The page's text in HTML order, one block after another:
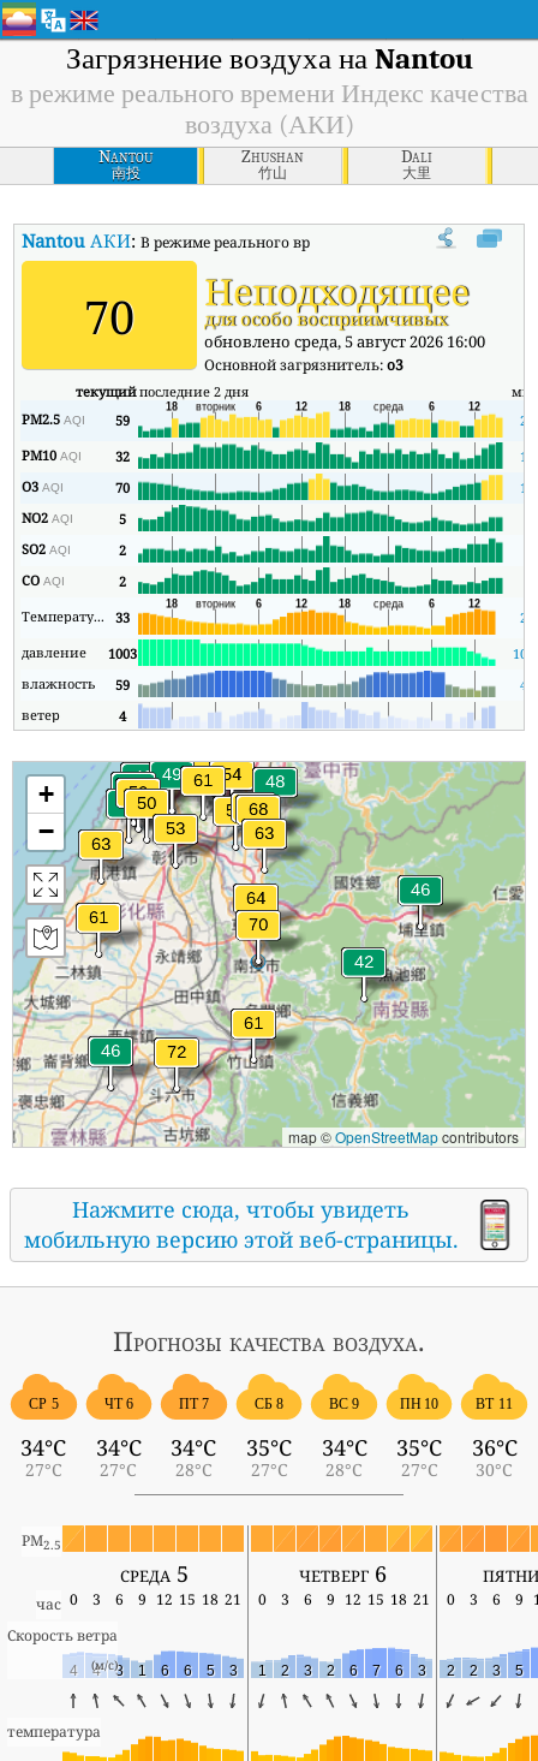
Загрязнение воздуха на Nantou
в режиме реального времени Индекс качества
воздуха (АКИ)
Nantou
南投
Zhushan
竹山
Dali
大里
Nantou АКИ:В режиме реального времени Индекс качества
70 Неподходящее
для особо восприимчивых
обновлено среда, 5 август 2026 16:00
Основной загрязнитель:o3
текущийпоследние 2 дня
PM2.5AQI 59
25
PM10AQI 32
12
O3AQI 70
10
NO2AQI 5
SO2AQI 2
COAQI 2
Температура
33
27
давление
1003
влажность
59
48
ветер
4
+
−
map ©OpenStreetMapcontributors
Нажмите сюда, чтобы увидеть
мобильную версию этой веб-страницы.
Прогнозы качества воздуха.
СР 5
34°C
27°C
ЧТ 6
34°C
27°C
ПТ 7
34°C
28°C
СБ 8
35°C
27°C
ВС 9
34°C
28°C
ПН 10
35°C
27°C
ВТ 11
36°C
30°C
PM2.5
среда 5 четверг 6
час 0 3 6 9 12 15 18 21 0 3 6 9 12 15 18 21 0 3 6 9
Скорость ветра
(м/с)
4 4 3 1 6 6 5 3 1 2 3 2 6 7 6 3 2 2 3 5
температура